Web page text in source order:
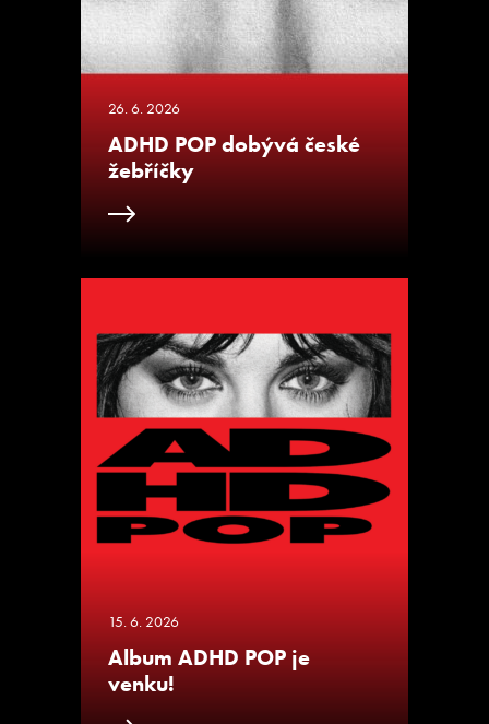
26. 6. 2026
ADHD POP dobývá české
žebříčky
15. 6. 2026
Album ADHD POP je
venku!